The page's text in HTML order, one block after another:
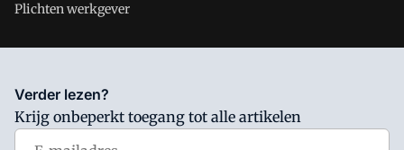
Plichten werkgever
Salarisnet is onderdeel van VMN media. Lees in
waar VMN media voor staat. Op gebruik van deze site zijn de
volgende regelingen van toepassing:Algemene Voorwaarden
Verder lezen?
Krijg onbeperkt toegang tot alle artikelen